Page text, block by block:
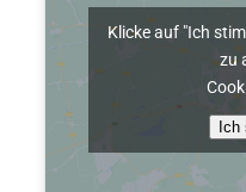
Klicke auf "Ich
zu